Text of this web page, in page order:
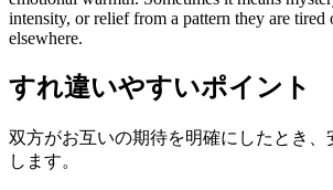
intensity, or relief from a pattern they are tired
elsewhere.
すれ違いやすいポイント
双方がお互いの期待を明確にしたとき、
します。